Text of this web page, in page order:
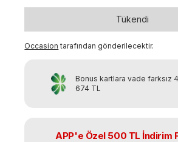
Tükendi
Occasion tarafından gönderilecektir.
Bonus kartlara vade farksız
674 TL
APP'e Özel 500 TL İndirim